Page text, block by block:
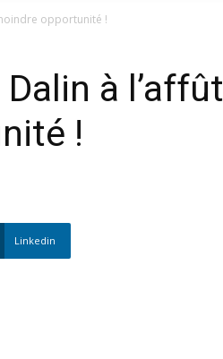
opportunité !
à l’affût
!
Linkedin